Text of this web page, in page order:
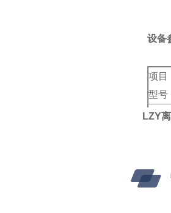
设备
项目
型号
1300
400
所
LZY